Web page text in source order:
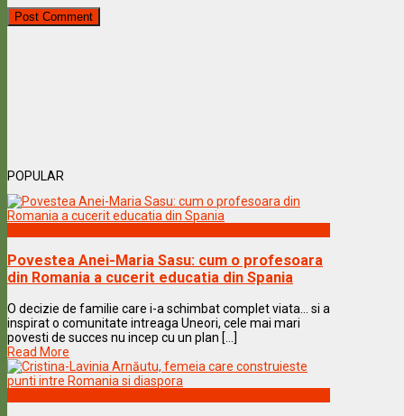
POPULAR
Povestea Anei-Maria Sasu: cum o profesoara
din Romania a cucerit educatia din Spania
O decizie de familie care i-a schimbat complet viata… si a
inspirat o comunitate intreaga Uneori, cele mai mari
povesti de succes nu incep cu un plan [...]
Read More